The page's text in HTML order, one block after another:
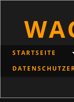
STARTSEITE